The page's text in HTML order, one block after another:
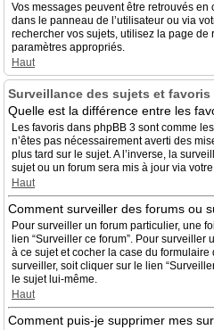
Vos messages peuvent être retrouvés en
dans le panneau de l’utilisateur ou via
rechercher vos sujets, utilisez la page
paramètres appropriés.
Haut
Surveillance des sujets et favoris
Quelle est la différence entre les
Les favoris dans phpBB 3 sont comme
n’êtes pas nécessairement averti des
plus tard sur le sujet. A l’inverse, la
sujet ou un forum sera mis à jour via
Haut
Comment surveiller des forums ou
Pour surveiller un forum particulier, une
lien “Surveiller ce forum”. Pour
à ce sujet et cocher la case du
surveiller, soit cliquer sur le lien
le sujet lui-même.
Haut
Comment puis-je supprimer mes